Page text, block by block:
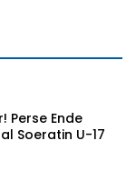
Perse Ende
Soeratin U-17